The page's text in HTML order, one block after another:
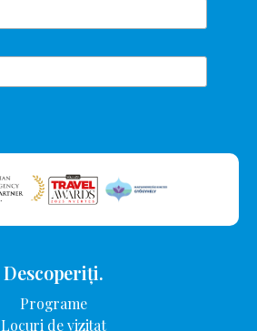
CĂUTARE DE CAZARE
Descoperiți.
Programe
Locuri de vizitat